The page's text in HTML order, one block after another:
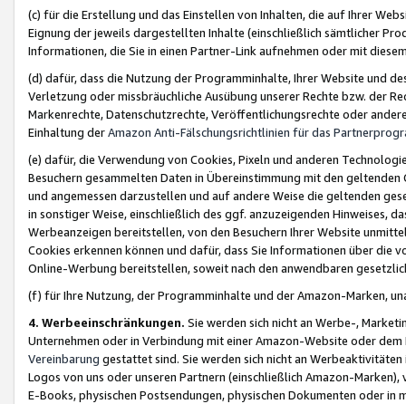
(c) für die Erstellung und das Einstellen von Inhalten, die auf Ihrer
Eignung der jeweils dargestellten Inhalte (einschließlich sämtlicher
Informationen, die Sie in einen Partner-Link aufnehmen oder mit
(d) dafür, dass die Nutzung der Programminhalte, Ihrer Website und
Verletzung oder missbräuchliche Ausübung unserer Rechte bzw. der
Markenrechte, Datenschutzrechte, Veröffentlichungsrechte oder
Einhaltung derAmazon Anti-Fälschungsrichtlinien für das
(e) dafür, die Verwendung von Cookies, Pixeln und anderen
Besuchern gesammelten Daten in Übereinstimmung mit den
und angemessen darzustellen und auf andere Weise die geltenden
in sonstiger Weise, einschließlich des ggf. anzuzeigenden Hinweises,
Werbeanzeigen bereitstellen, von den Besuchern Ihrer Website
Cookies erkennen können und dafür, dass Sie Informationen über die
Online-Werbung bereitstellen, soweit nach den anwendbaren
(f) für Ihre Nutzung, der Programminhalte und der Amazon-Marken,
4. Werbeeinschränkungen. Sie werden sich nicht an Werbe-,
Unternehmen oder in Verbindung mit einer Amazon-Website oder
Vereinbarung gestattet sind. Sie werden sich nicht an
Logos von uns oder unseren Partnern (einschließlich Amazon-
E-Books, physischen Postsendungen, physischen Dokumenten oder in